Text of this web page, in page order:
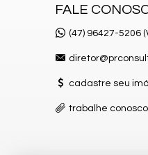
Circuito Tv
Características do Imóvel
Ar Condicionado
Churrasqueira
Piso Porcelanato
Acabamento em Gesso
FALE
(47) 96427-5206
cadastre seu
trabalhe conosco